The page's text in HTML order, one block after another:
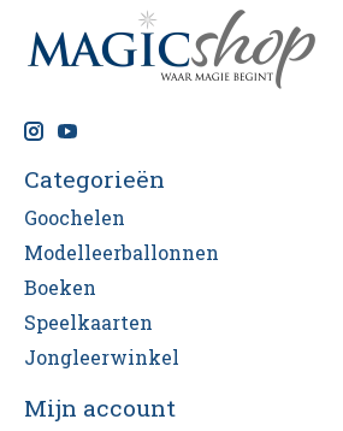
Categorieën
Goochelen
Modelleerballonnen
Boeken
Speelkaarten
Jongleerwinkel
Mijn account